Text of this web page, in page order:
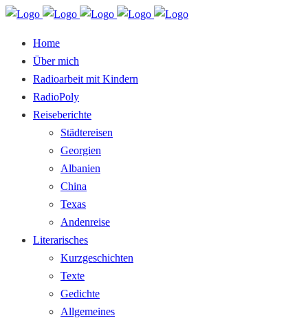
Home
Über mich
Radioarbeit mit Kindern
RadioPoly
Reiseberichte
Städtereisen
Georgien
Albanien
China
Texas
Andenreise
Literarisches
Kurzgeschichten
Texte
Gedichte
Allgemeines